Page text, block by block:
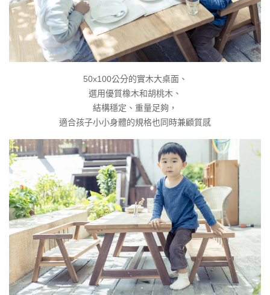
50x100公分的實木大桌面、
選用優質橡木和胡桃木、
結構穩定、重量足夠，
適合孩子小小身體的規格也同時兼顧質感